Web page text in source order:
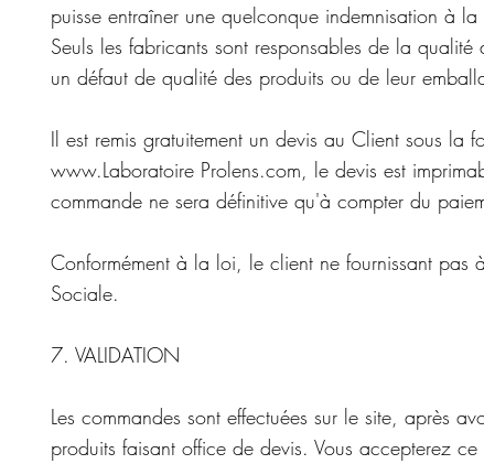
puisse entraîner une quelconque indemnisation à
Seuls les fabricants sont responsables de la
un défaut de qualité des produits ou de leur
Il est remis gratuitement un devis au Client sous la
www.Laboratoire Prolens.com, le devis est
commande ne sera définitive qu'à compter du
Conformément à la loi, le client ne fournissant
Sociale.
7. VALIDATION
Les commandes sont effectuées sur le site, après
produits faisant office de devis. Vous accepterez